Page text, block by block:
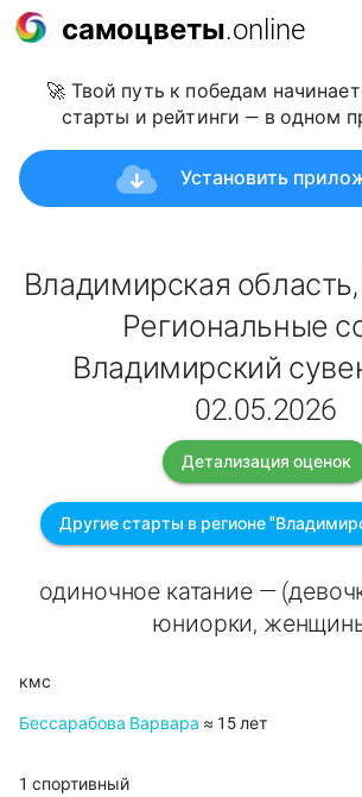
самоцветы.online
🚀 Твой путь к победам
старты и рейтинги — в одном
Установить
Владимирская
Региональные
Владимирский
02.05.2026
Детализация оценок
Другие старты в регионе
одиночное катание —
юниорки,
кмс
Бессарабова Варвара ≈ 15 лет
1 спортивный